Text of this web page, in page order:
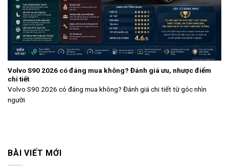
Volvo S90 2026 có đáng mua không? Đánh giá ưu, nhược điểm
chi tiết
Volvo S90 2026 có đáng mua không? Đánh giá chi tiết từ góc nhìn
người
BÀI VIẾT MỚI